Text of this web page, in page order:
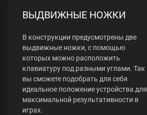
ВЫДВИЖНЫЕ НОЖКИ
В конструкции предусмотрены две
выдвижные ножки, с помощью
которых можно расположить
клавиатуру под разными углами. Так
вы сможете подобрать для себя
идеальное положение устройства для
максимальной результативности в
играх.